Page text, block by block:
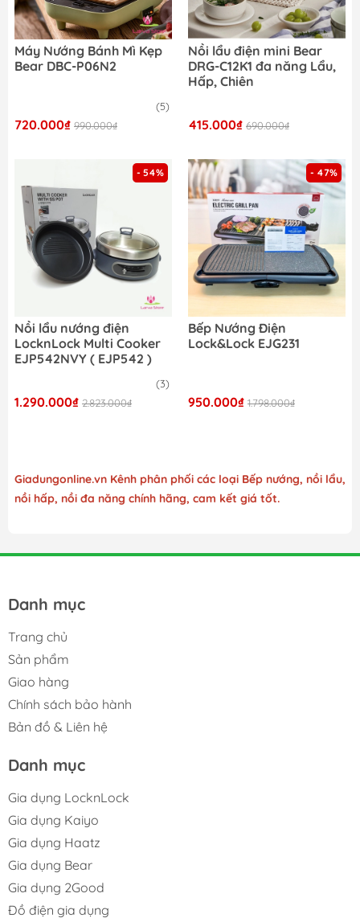
Máy Nướng Bánh Mì Kẹp
Bear DBC-P06N2
720.000₫ 990.000₫
Nồi lẩu điện mini Bear
DRG-C12K1 đa năng Lẩu,
Hấp, Chiên
(5)
415.000₫ 690.000₫
- 54%
Nồi lẩu nướng điện
LocknLock Multi Cooker
EJP542NVY ( EJP542 )
1.290.000₫ 2.823.000₫
- 47%
Bếp Nướng Điện
Lock&Lock EJG231
(3)
950.000₫ 1.798.000₫
Giadungonline.vn Kênh phân phối các loại Bếp nướng, nồi lẩu,
nồi hấp, nồi đa năng chính hãng, cam kết giá tốt.
Danh mục
Trang chủ
Sản phẩm
Giao hàng
Chính sách bảo hành
Bản đồ & Liên hệ
Danh mục
Gia dụng LocknLock
Gia dụng Kaiyo
Gia dụng Haatz
Gia dụng Bear
Gia dụng 2Good
Đồ điện gia dụng